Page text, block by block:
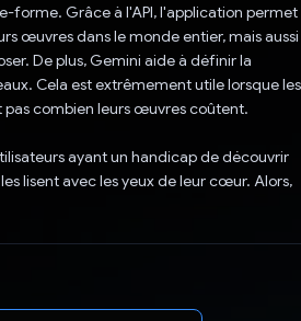
forme. Grâce à l'API, l'application permet
œuvres dans le monde entier, mais aussi
De plus, Gemini aide à définir la
Cela est extrêmement utile lorsque les
pas combien leurs œuvres coûtent.
ayant un handicap de découvrir
lisent avec les yeux de leur cœur. Alors,